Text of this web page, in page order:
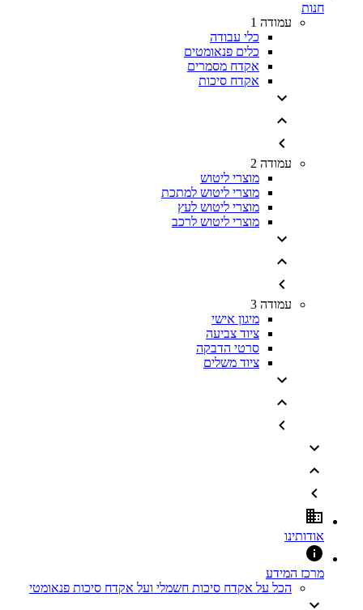
חנות
עמודה 1
כלי עבודה
כלים פנאומטים
אקדח מסמרים
אקדח סיכות
עמודה 2
מוצרי ליטוש
מוצרי ליטוש למתכת
מוצרי ליטוש לעץ
מוצרי ליטוש לרכב
עמודה 3
מיגון אישי
ציוד צביעה
סרטי הדבקה
ציוד משלים
אודותינו
מרכז המידע
הכל על אקדח סיכות חשמלי ועל אקדח סיכות פנאומטי